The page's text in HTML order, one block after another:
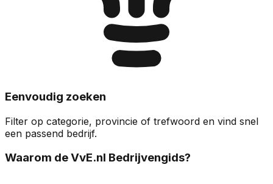
Eenvoudig zoeken
Filter op categorie, provincie of trefwoord en vind snel
een passend bedrijf.
Waarom de VvE.nl Bedrijvengids?